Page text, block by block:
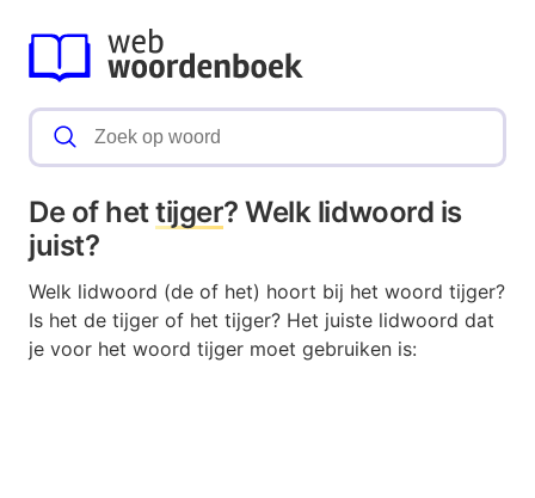
De of hettijger? Welk lidwoord is
juist?
Welk lidwoord (de of het) hoort bij het woord tijger?
Is het de tijger of het tijger? Het juiste lidwoord dat
je voor het woord tijger moet gebruiken is: